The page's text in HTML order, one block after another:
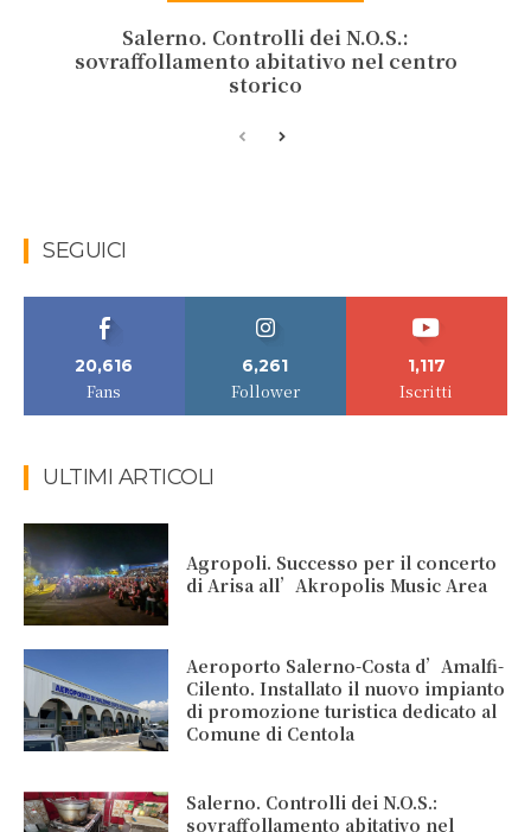
Salerno. Controlli dei N.O.S.:
sovraffollamento abitativo nel centro
storico
SEGUICI
20,616
Fans
6,261
Follower
1,117
Iscritti
ULTIMI ARTICOLI
Agropoli. Successo per il concerto
di Arisa all’Akropolis Music Area
Aeroporto Salerno-Costa d’Amalfi-
Cilento. Installato il nuovo impianto
di promozione turistica dedicato al
Comune di Centola
Salerno. Controlli dei N.O.S.:
sovraffollamento abitativo nel